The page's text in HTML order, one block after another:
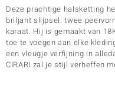
Deze prachtige halsketting
briljant slijpsel: twee
karaat. Hij is gemaakt van
toe te voegen aan elke
een vleugje verfijning in
CIRARI zal je stijl verheffen